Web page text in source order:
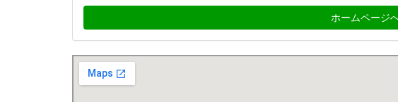
ホームページ